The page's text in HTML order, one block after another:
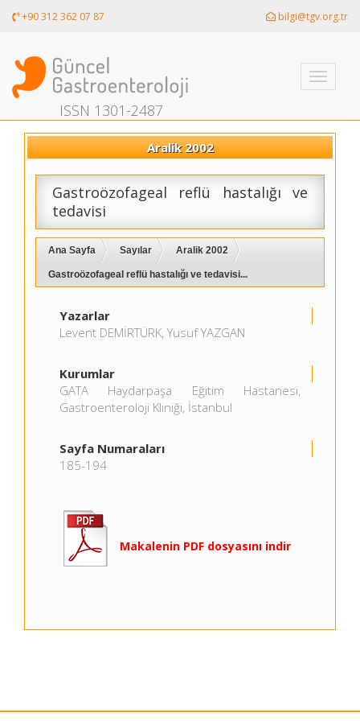
+90 312 362 07 87 bilgi@tgv.org.tr
Toggle
ISSN 1301-2487
Aralik 2002
Gastroözofageal reflü hastalığı ve
tedavisi
Ana Sayfa Sayılar Aralik 2002
Gastroözofageal reflü hastalığı ve tedavisi...
Yazarlar
Levent DEMİRTÜRK, Yusuf YAZGAN
Kurumlar
GATA Haydarpaşa Eğitim Hastanesi,
Gastroenteroloji Kliniği, İstanbul
Sayfa Numaraları
185-194
Makalenin PDF dosyasını indir